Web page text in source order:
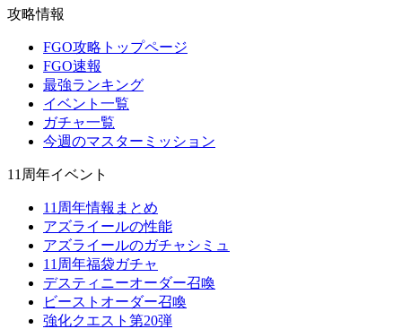
攻略情報
FGO攻略トップページ
FGO速報
最強ランキング
イベント一覧
ガチャ一覧
今週のマスターミッション
11周年イベント
11周年情報まとめ
アズライールの性能
アズライールのガチャシミュ
11周年福袋ガチャ
デスティニーオーダー召喚
ビーストオーダー召喚
強化クエスト第20弾